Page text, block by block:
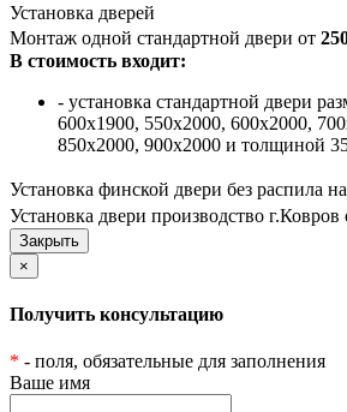
Установка дверей
Монтаж одной стандартной двери от
В стоимость входит:
- установка стандартной двери
600х1900, 550х2000, 600х2000,
850х2000, 900х2000 и толщиной
Установка финской двери без распила
Установка двери производство г.Ковров
×
Получить консультацию
* - поля, обязательные для заполнения
Ваше имя